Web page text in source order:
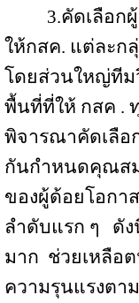
3.คัดเลือก
ให้กสค. แต่ละก
โดยส่วนใหญ่ทีม
พื้นที่ที่ให้ กสค .
พิจารณาคัดเลือ
กันกำหนดคุณส
ของผู้ด้อยโอกา
ลำดับแรก ๆ
ดัง
มาก ช่วยเหลือ
ความรุนแรงตา